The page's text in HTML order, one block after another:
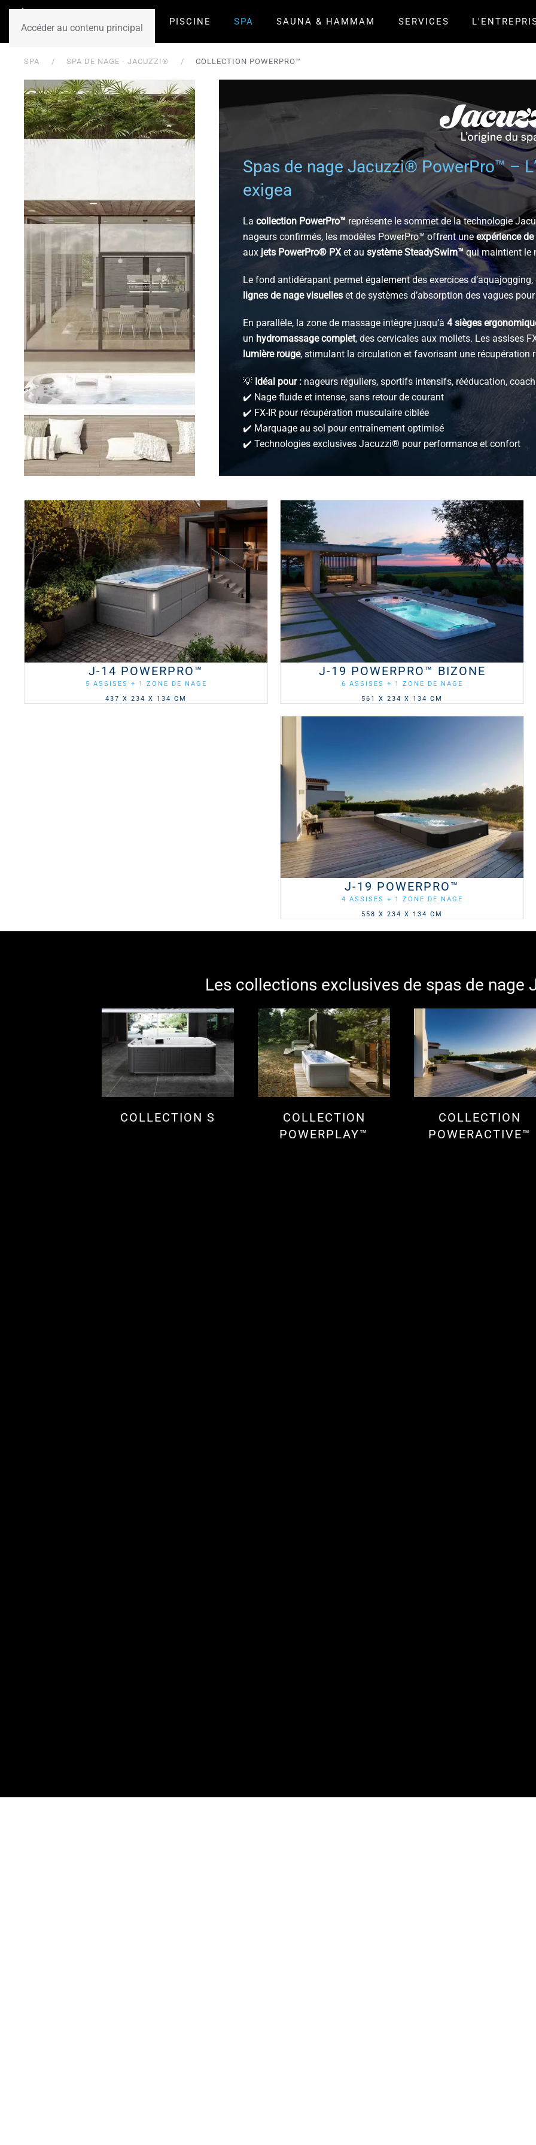
Accéder au contenu principal
PISCINE SPA SAUNA & HAMMAM SERVICES
SPA SPA DE NAGE - JACUZZI® COLLECTION POWERPRO™
Spas de nage Jacuzzi® PowerPro™ –
exigea
La collection PowerPro™ représente le sommet de la technologie
nageurs confirmés, les modèles PowerPro™ offrent uneexpérience
aux jets PowerPro® PXet au système SteadySwim™qui maintient le
Le fond antidérapant permet également des exercices
lignes de nage visuelles et de systèmes d’absorption des vagues
En parallèle, la zone de massage intègre jusqu’à 4 sièges
un hydromassage complet, des cervicales aux mollets. Les assises
lumière rouge, stimulant la circulation et favorisant une récupération
💡 Idéal pour : nageurs réguliers, sportifs intensifs, rééducation,
✔️ Nage fluide et intense, sans retour de courant
✔️ FX-IR pour récupération musculaire ciblée
✔️ Marquage au sol pour entraînement optimisé
✔️ Technologies exclusives Jacuzzi® pour performance et confort
J-14 POWERPRO™
5 ASSISES + 1 ZONE DE NAGE
437 X 234 X 134 CM
J-19 POWERPRO™ BIZONE
6 ASSISES + 1 ZONE DE NAGE
561 X 234 X 134 CM
J-19 POWERPRO™
4 ASSISES + 1 ZONE DE NAGE
558 X 234 X 134 CM
Les collections exclusives de spas de nage
COLLECTION S
COLLECTION
POWERPLAY™
COLLECTION
POWERACTIVE™